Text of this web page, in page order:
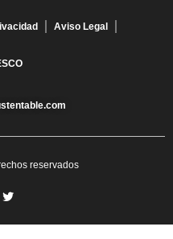
Aviso Legal
reservados